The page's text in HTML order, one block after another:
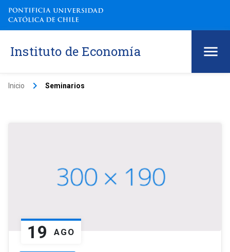
Instituto de Economía
Inicio keyboard_arrow_right Seminarios
19 AGO